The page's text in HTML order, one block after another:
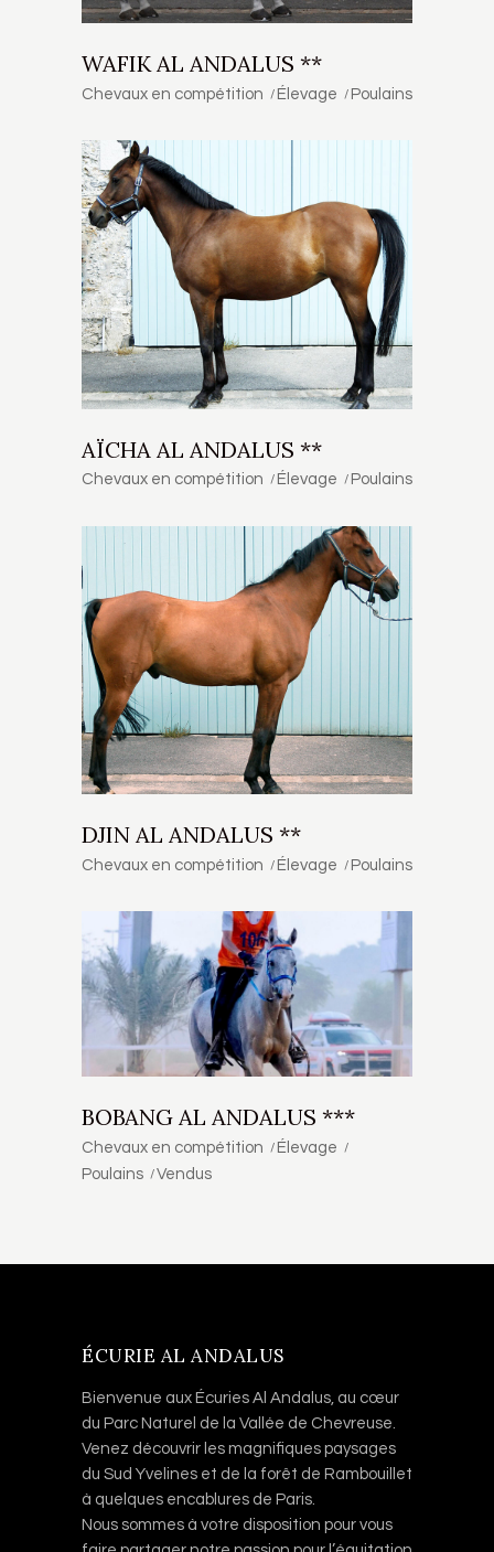
WAFIK AL ANDALUS **
Chevaux en compétition Élevage Poulains
AÏCHA AL ANDALUS **
Chevaux en compétition Élevage Poulains
DJIN AL ANDALUS **
Chevaux en compétition Élevage Poulains
BOBANG AL ANDALUS ***
Chevaux en compétition
Élevage
Poulains
Vendus
ÉCURIE AL ANDALUS
Bienvenue aux Écuries Al Andalus, au cœur
du Parc Naturel de la Vallée de Chevreuse.
Venez découvrir les magnifiques paysages
du Sud Yvelines et de la forêt de Rambouillet
à quelques encablures de Paris.
Nous sommes à votre disposition pour vous